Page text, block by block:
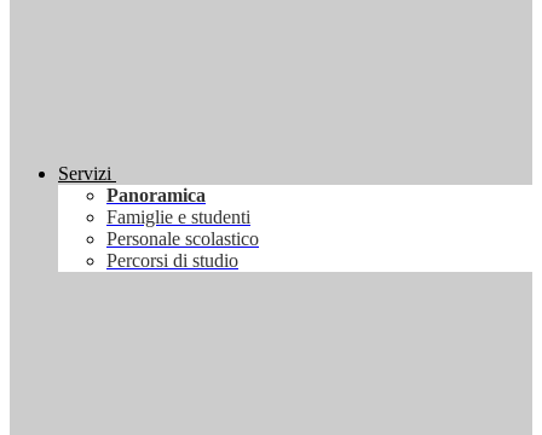
Servizi
Panoramica
Famiglie e studenti
Personale scolastico
Percorsi di studio